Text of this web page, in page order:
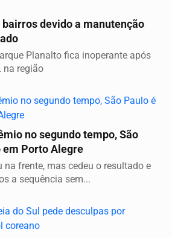
devido a manutenção
Planalto fica inoperante após
na região
no segundo tempo, São
em Porto Alegre
frente, mas cedeu o resultado e
a sequência sem...